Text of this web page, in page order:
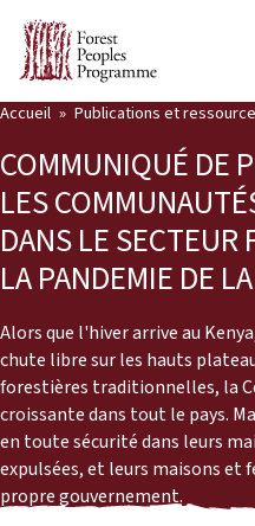
Qui nous sommes
Salle de presse
Nous soutenir
Notre travail
Voix des communautés
Partenaires et Pays
Dernières actualités
Publications et
Publications et
Actualités
Accueil Publications et
COMMUNIQUÉ DE
LES
DANS LE SECTEUR
LA PANDEMIE DE
Alors que l'hiver arrive au
chute libre sur les hauts
forestières traditionnelles, la
croissante dans tout le pays.
en toute sécurité dans leurs
expulsées, et leurs maisons
propre gouvernement.